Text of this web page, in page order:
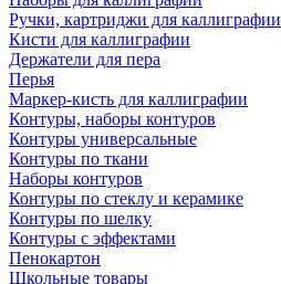
Ручки, картриджи для каллиграфии
Кисти для каллиграфии
Держатели для пера
Перья
Маркер-кисть для каллиграфии
Контуры, наборы контуров
Контуры универсальные
Контуры по ткани
Наборы контуров
Контуры по стеклу и керамике
Контуры по шелку
Контуры с эффектами
Пенокартон
Школьные товары